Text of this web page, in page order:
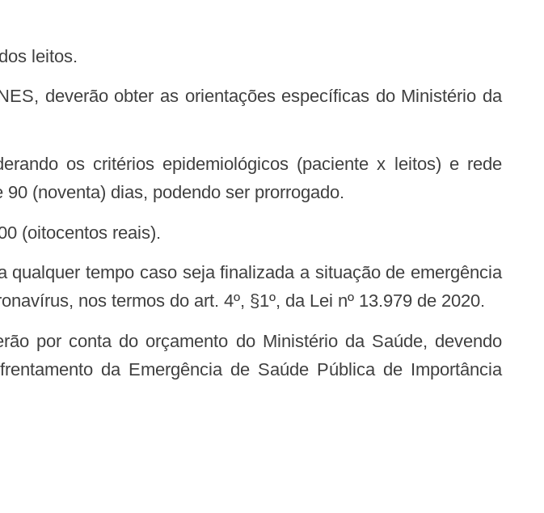
leitos.
deverão obter as orientações específicas do Ministério da
(noventa) dias, podendo ser prorrogado.
(oitocentos reais).
qualquer tempo caso seja finalizada a situação de emergência
nos termos do art. 4º, §1º, da Lei nº 13.979 de 2020.
da Emergência de Saúde Pública de Importância